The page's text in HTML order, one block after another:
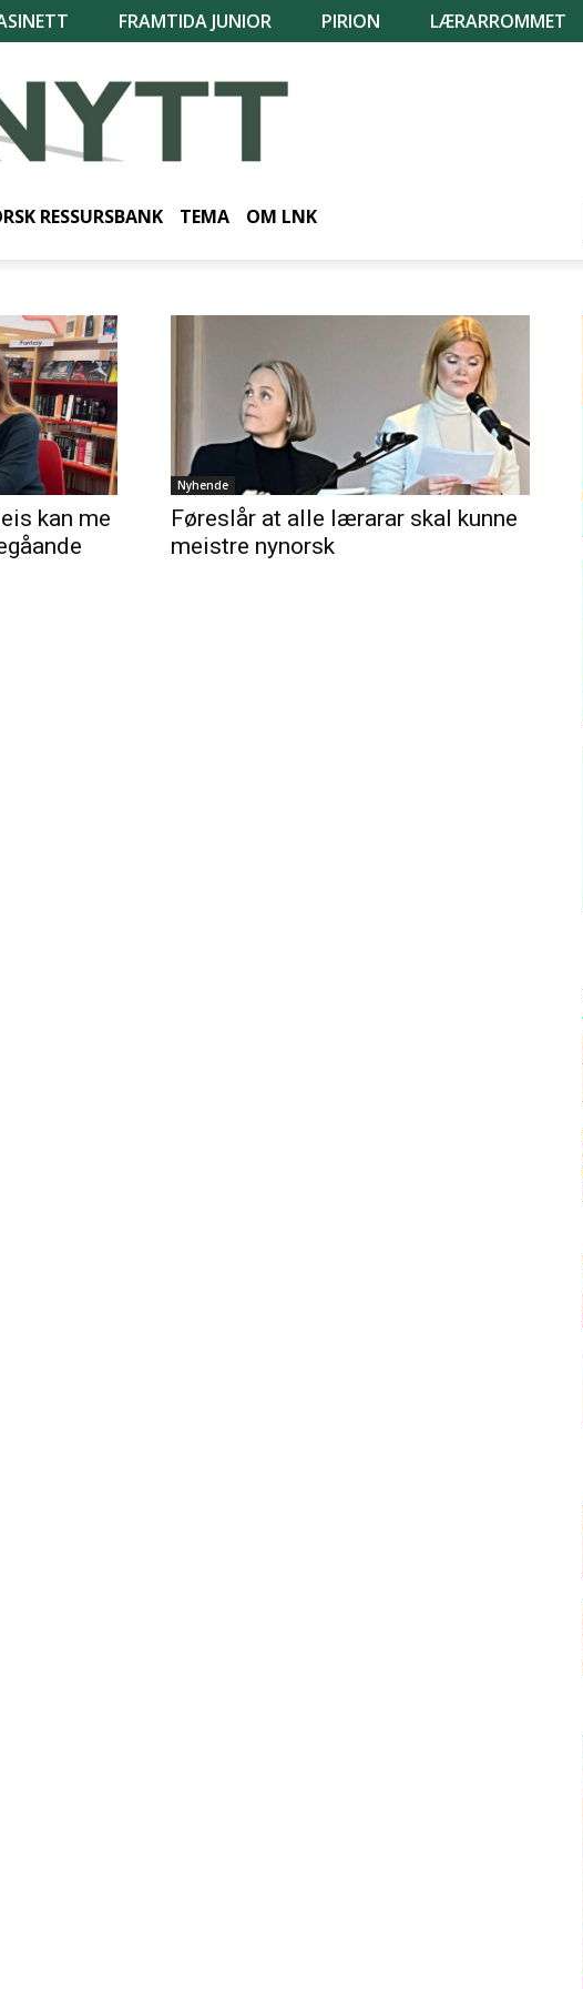
FRAMTIDA JUNIOR PIRION LÆRARROMMET
RESSURSBANK TEMA OM LNK
kan me
Nyhende
Føreslår at alle lærarar skal kunne
meistre nynorsk